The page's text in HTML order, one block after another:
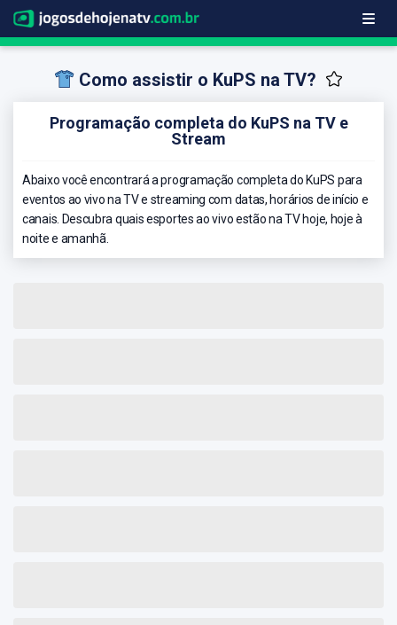
Como assistir o KuPS na TV?
Programação completa do KuPS na TV e
Stream
Abaixo você encontrará a programação completa do KuPS para
eventos ao vivo na TV e streaming com datas, horários de início e
canais. Descubra quais esportes ao vivo estão na TV hoje, hoje à
noite e amanhã.